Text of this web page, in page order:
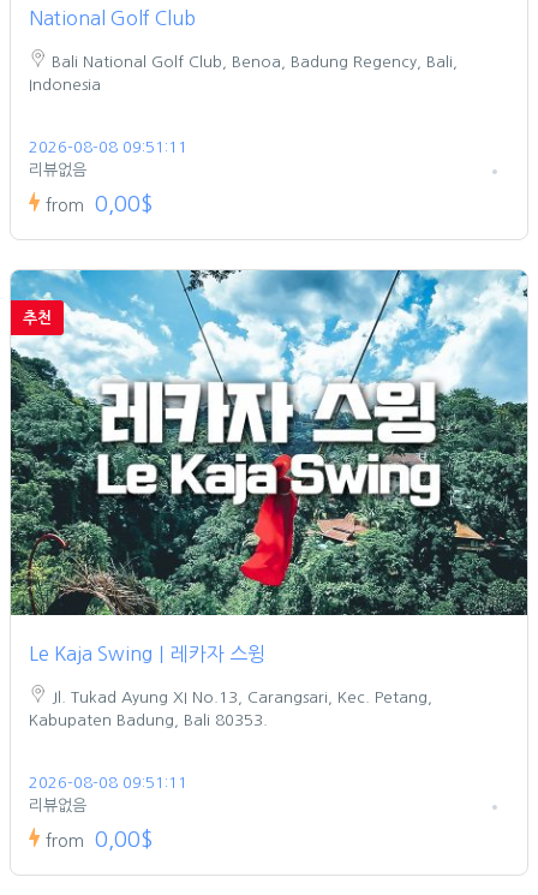
National Golf Club
Bali National Golf Club, Benoa, Badung Regency, Bali,
Indonesia
2026-08-08 09:51:11
리뷰없음
from 0,00$
추천
Le Kaja Swing｜레카자 스윙
Jl. Tukad Ayung XI No.13, Carangsari, Kec. Petang,
Kabupaten Badung, Bali 80353.
2026-08-08 09:51:11
리뷰없음
from 0,00$